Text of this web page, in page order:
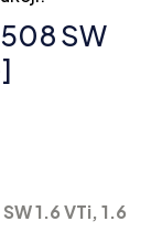
SW
1.6 VTi, 1.6